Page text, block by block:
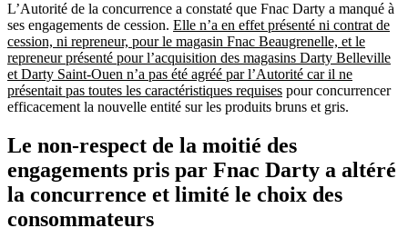
L’Autorité de la concurrence a constaté que Fnac Darty a manqué à
ses engagements de cession. Elle n’a en effet présenté ni contrat de
cession, ni repreneur, pour le magasin Fnac Beaugrenelle, et le
repreneur présenté pour l’acquisition des magasins Darty Belleville
et Darty Saint-Ouen n’a pas été agréé par l’Autorité car il ne
présentait pas toutes les caractéristiques requises pour concurrencer
efficacement la nouvelle entité sur les produits bruns et gris.
Le non-respect de la moitié des
engagements pris par Fnac Darty a altéré
la concurrence et limité le choix des
consommateurs